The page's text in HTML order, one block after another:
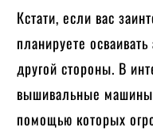
Кстати, если вас
планируете
другой стороны. В
вышивальные машины
помощью которых